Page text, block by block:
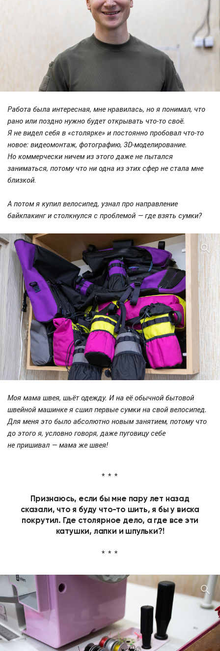
Работа была интересная, мне нравилась, но я понимал, что
рано или поздно нужно будет открывать что-то своё.
Я не видел себя в «столярке» и постоянно пробовал что-то
новое: видеомонтаж, фотографию, 3D-моделирование.
Но коммерчески ничем из этого даже не пытался
заниматься, потому что ни одна из этих сфер не стала мне
близкой.
А потом я купил велосипед, узнал про направление
байкпакинг и столкнулся с проблемой — где взять сумки?
Моя мама швея, шьёт одежду. И на её обычной бытовой
швейной машинке я сшил первые сумки на свой велосипед.
Для меня это было абсолютно новым занятием, потому что
до этого я, условно говоря, даже пуговицу себе
не пришивал — мама же швея!
Признаюсь, если бы мне пару лет назад
сказали, что я буду что-то шить, я бы у виска
покрутил. Где столярное дело, а где все эти
катушки, лапки и шпульки?!